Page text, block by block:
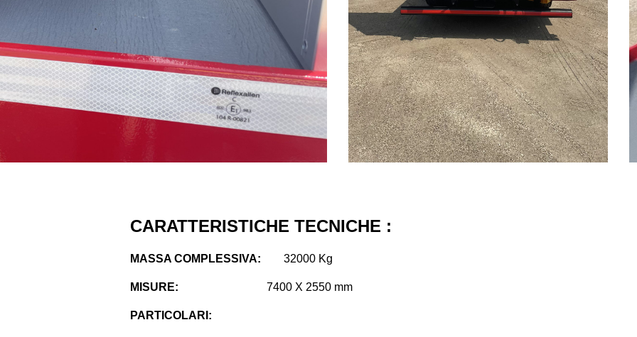
CARATTERISTICHE TECNICHE :
MASSA COMPLESSIVA: 32000 Kg
MISURE: 7400 X 2550 mm
PARTICOLARI: